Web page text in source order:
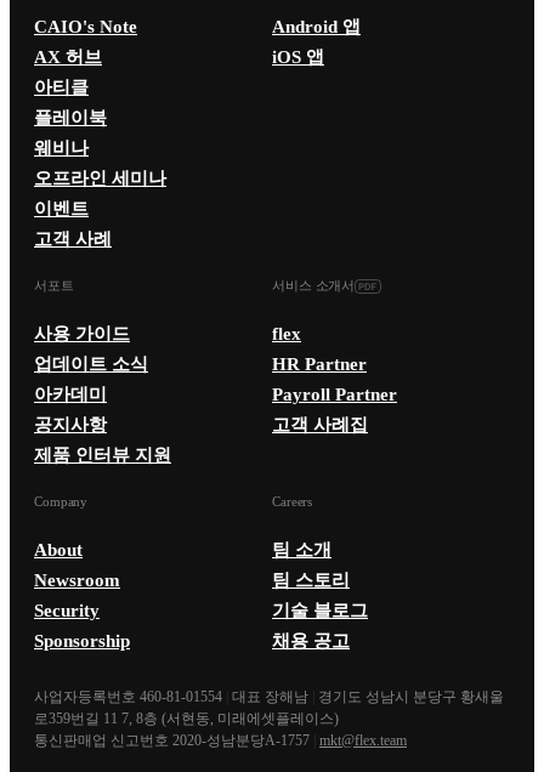
CAIO's Note
AX 허브
아티클
플레이북
웨비나
오프라인 세미나
이벤트
고객 사례
Android 앱
iOS 앱
서포트
사용 가이드
업데이트 소식
아카데미
공지사항
제품 인터뷰 지원
서비스 소개서
flex
HR Partner
Payroll Partner
고객 사례집
Company
About
Newsroom
Security
Sponsorship
Careers
팀 소개
팀 스토리
기술 블로그
채용 공고
사업자등록번호 460-81-01554 대표 장해남
경기도 성남시 분당구 황새울
로359번길 11 7, 8층 (서현동, 미래에셋플레이스)
통신판매업 신고번호 2020-성남분당A-1757 mkt@flex.team